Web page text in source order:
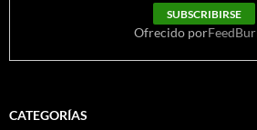
Ofrecido por
CATEGORÍAS